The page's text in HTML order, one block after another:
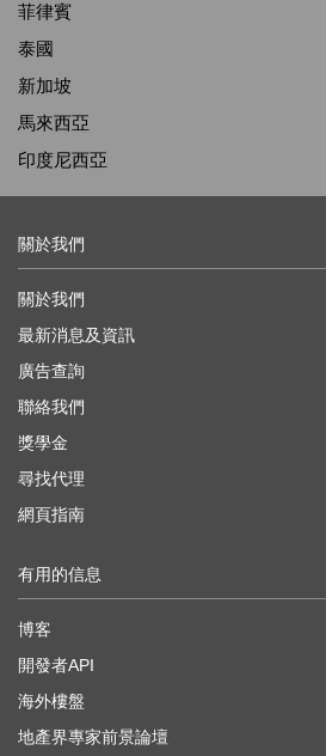
菲律賓
泰國
新加坡
馬來西亞
印度尼西亞
關於我們
關於我們
最新消息及資訊
廣告查詢
聯絡我們
獎學金
尋找代理
網頁指南
有用的信息
博客
開發者API
海外樓盤
地產界專家前景論壇